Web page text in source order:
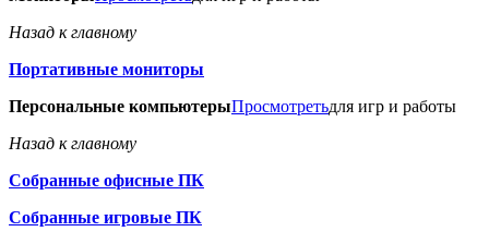
Назад к главному
Портативные мониторы
Персональные компьютерыПросмотретьдля игр и работы
Назад к главному
Собранные офисные ПК
Собранные игровые ПК